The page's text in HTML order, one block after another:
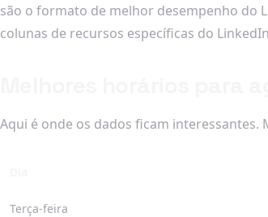
são o formato de melhor desempenho do
colunas de recursos específicas do
Aqui é onde os dados ficam interessantes.
Terça-feira